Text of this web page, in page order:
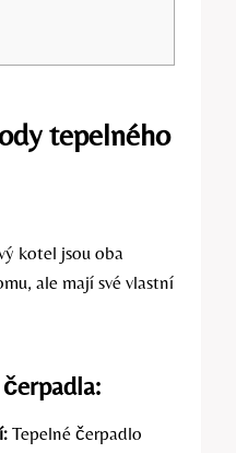
tepelného
kotel jsou oba
ale mají své vlastní
Tepelné čerpadlo